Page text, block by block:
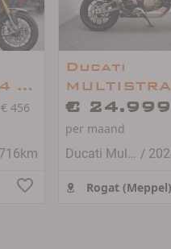
S
456
Ducati
V4S
€ 24.999
per maand
Ducati Multistrada V4 /
Rogat (Meppel)